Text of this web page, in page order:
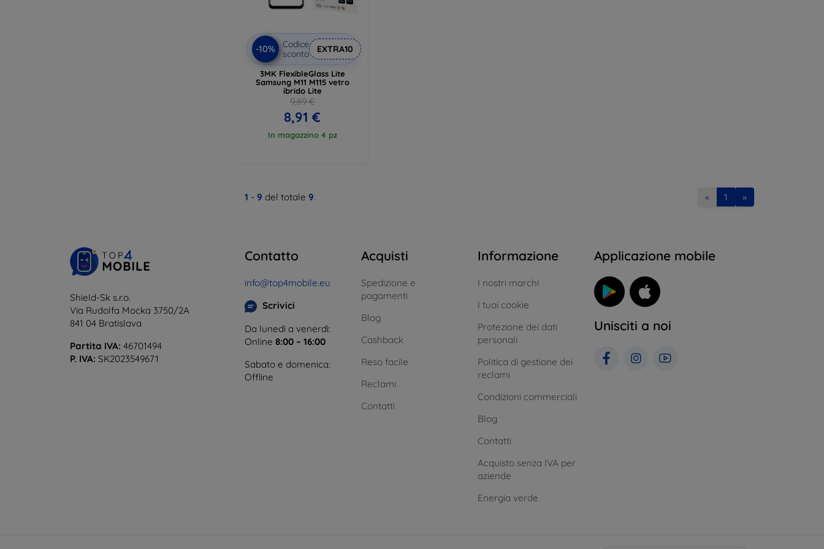
-10%
Codice
sconto
EXTRA10
3MK FlexibleGlass Lite
Samsung M11 M115 vetro
ibrido Lite
9,89 €
8,91 €
In magazzino 4 pz
1 - 9 del totale 9. « 1 »
Shield-Sk s.r.o.
Via Rudolfa Mocka 3750/2A
841 04 Bratislava
Partita IVA: 46701494
P. IVA: SK2023549671
Contatto
info@top4mobile.eu
Scrivici
Da lunedì a venerdì:
Online 8:00 – 16:00
Sabato e domenica:
Offline
Acquisti
Spedizione e
pagamenti
Blog
Cashback
Reso facile
Reclami
Contatti
Informazione
I nostri marchi
I tuoi cookie
Protezione dei dati
personali
Politica di gestione dei
reclami
Condizioni commerciali
Blog
Contatti
Acquisto senza IVA per
aziende
Energia verde
Applicazione mobile
Unisciti a noi